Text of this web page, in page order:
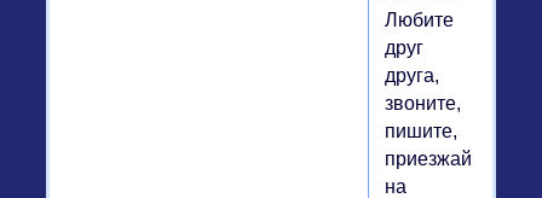
Любите
друг
друга,
звоните,
пишите,
приезжайте
на